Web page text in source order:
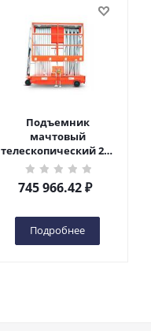
Подъемник
мачтовый
телескопический 200
кг 10 м TOR GTWY10-
200S DC 2-мачтовый
(автономный) (N) в
745 966.42₽
Подробнее